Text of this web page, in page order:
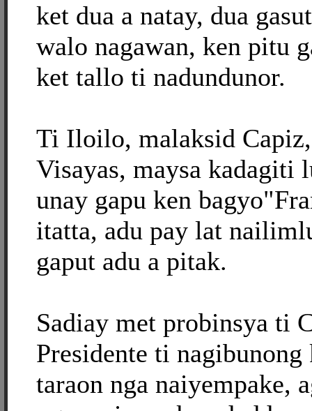
ket dua a natay, dua
walo nagawan, ken pitu
ket tallo ti nadundunor.
Ti Iloilo, malaksid
Visayas, maysa kadagiti
unay gapu ken
itatta, adu pay lat
gaput adu a pitak.
Sadiay met probinsya ti
Presidente ti
taraon nga naiyempake,